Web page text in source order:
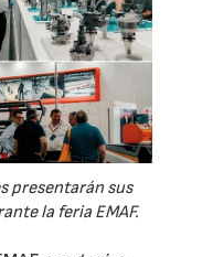
presentarán sus
la feria EMAF.